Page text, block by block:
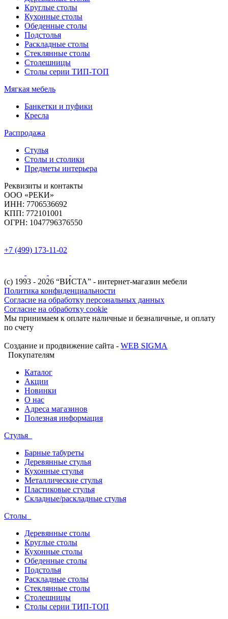
Круглые столы
Кухонные столы
Обеденные столы
Подстолья
Раскладные столы
Стеклянные столы
Столешницы
Столы серии ТИП-ТОП
Мягкая мебель
Банкетки и пуфики
Кресла
Распродажа
Стулья
Столы и столики
Предметы интерьера
Реквизиты и контакты
ООО «РЕКИ»
ИНН: 7706536692
КПП: 772101001
ОГРН: 1047796376550
+7 (499) 173-11-02
(с) 1993 - 2026 “ВИСТА” - интернет-магазин мебели
Политика конфиденциальности
Согласие на обработку персональных данных
Согласие на обработку cookie
Мы принимаем к оплате наличные и безналичные, и оплату
по счету
Создание и продвижение сайта - WEB SIGMA
Покупателям
Каталог
Акции
Новинки
О нас
Адреса магазинов
Полезная информация
Стулья
Барные табуреты
Деревянные стулья
Кухонные стулья
Металлические стулья
Пластиковые стулья
Складные/раскладные стулья
Столы
Деревянные столы
Круглые столы
Кухонные столы
Обеденные столы
Подстолья
Раскладные столы
Стеклянные столы
Столешницы
Столы серии ТИП-ТОП